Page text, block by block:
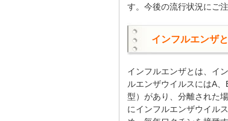
す。今後の流行状況にご注
インフルエンザ
インフルエンザとは、イ
ルエンザウイルスにはA
型）があり、分離された
にインフルエンザウイル